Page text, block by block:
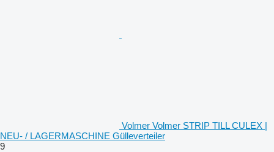
Volmer Volmer STRIP TILL CULEX |
NEU- / LAGERMASCHINE Gülleverteiler
9